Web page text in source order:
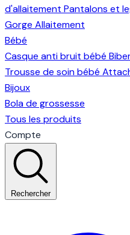
d'allaitement Pantalons et
Gorge Allaitement
Bébé
Casque anti bruit bébé
Trousse de soin bébé
Bijoux
Bola de grossesse
Tous les produits
Compte
Rechercher